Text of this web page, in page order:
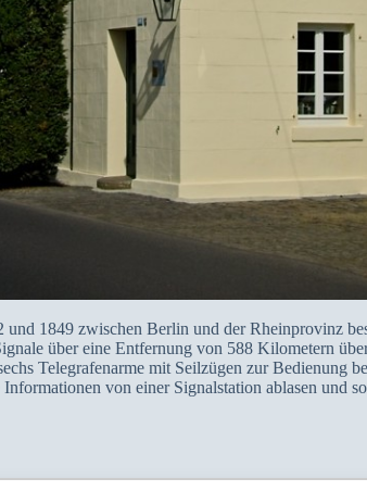
1849 zwischen Berlin und der Rheinprovinz
über eine Entfernung von 588 Kilometern
Telegrafenarme mit Seilzügen zur Bedienung
von einer Signalstation ablasen und